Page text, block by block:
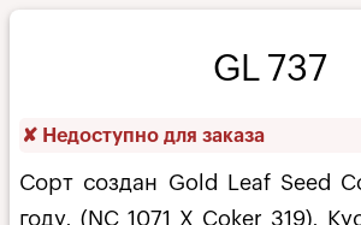
GL 737
✘ Недоступно для заказа
Сорт создан Gold Leaf Seed
году. (NC 1071 X Coker 319).